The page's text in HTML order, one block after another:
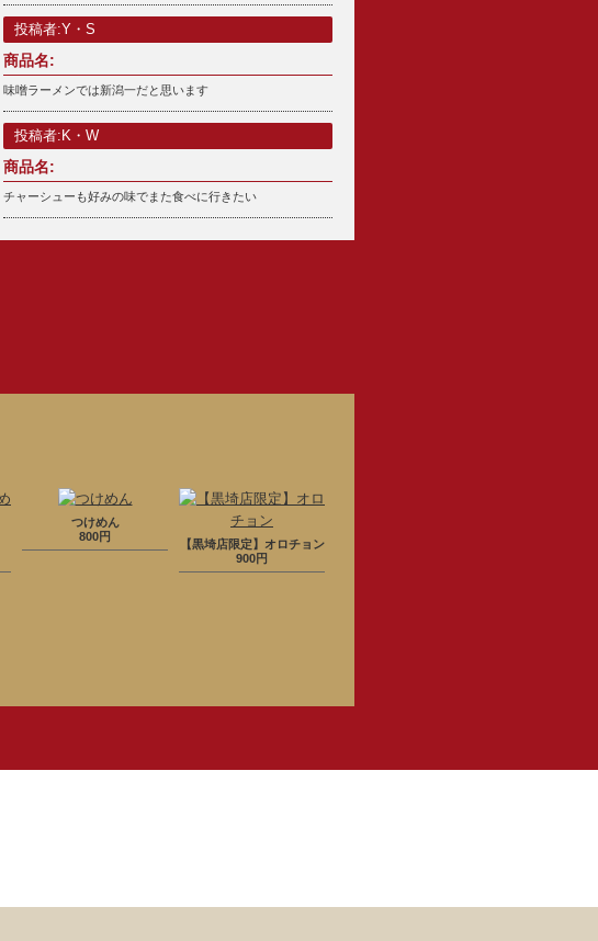
投稿者:Y・S
商品名:
味噌ラーメンでは新潟一だと思います
投稿者:K・W
商品名:
チャーシューも好みの味でまた食べに行きたい
つけめん
800円
【黒埼店限定】オロチョン
900円